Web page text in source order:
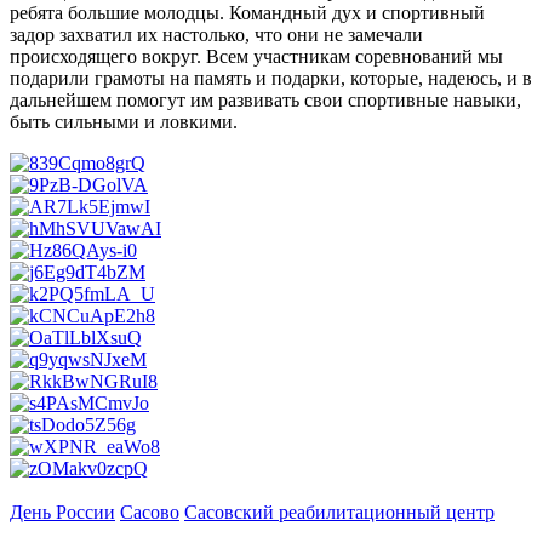
ребята большие молодцы. Командный дух и спортивный
задор захватил их настолько, что они не замечали
происходящего вокруг. Всем участникам соревнований мы
подарили грамоты на память и подарки, которые, надеюсь, и в
дальнейшем помогут им развивать свои спортивные навыки,
быть сильными и ловкими.
День России Сасово Сасовский реабилитационный центр